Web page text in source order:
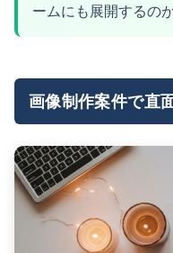
ームにも展開するの
画像制作案件で直